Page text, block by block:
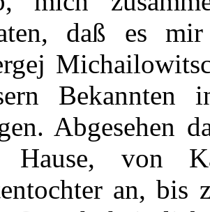
daß es
Bekannten
Abgesehen
Hause, von
an, bis